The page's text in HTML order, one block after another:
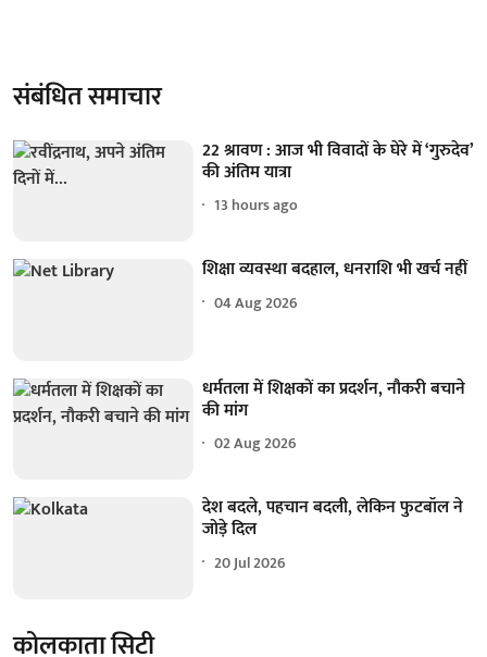
संबंधित समाचार
22 श्रावण : आज भी विवादों के घेरे में ‘गुरुदेव’
की अंतिम यात्रा
13 hours ago
शिक्षा व्यवस्था बदहाल, धनराशि भी खर्च नहीं
04 Aug 2026
धर्मतला में शिक्षकों का प्रदर्शन, नौकरी बचाने
की मांग
02 Aug 2026
देश बदले, पहचान बदली, लेकिन फुटबॉल ने
जोड़े दिल
20 Jul 2026
कोलकाता सिटी